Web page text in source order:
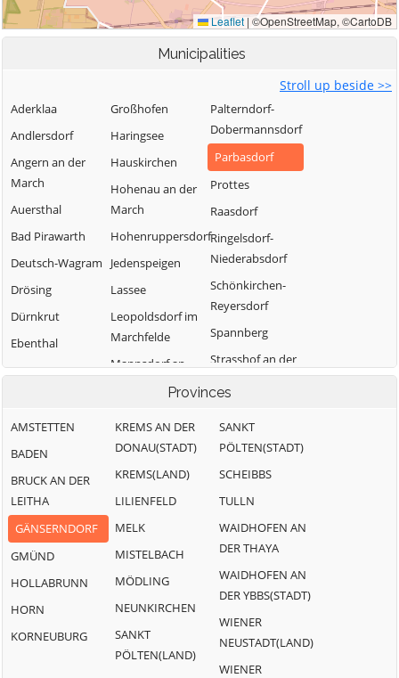
Municipalities
Stroll up beside >>
Aderklaa
Andlersdorf
Angern an der
March
Auersthal
Bad Pirawarth
Deutsch-Wagram
Drösing
Dürnkrut
Ebenthal
Eckartsau
Gänserndorf
Glinzendorf
Groß-Enzersdorf
Groß-
Schweinbarth
Großhofen
Haringsee
Hauskirchen
Hohenau an der
March
Hohenruppersdorf
Jedenspeigen
Lassee
Leopoldsdorf im
Marchfelde
Mannsdorf an
Raggendorf
Zaya
Obersiebenbrunn
Orth an der
Donau
Palterndorf-
Dobermannsdorf
Parbasdorf
Prottes
Raasdorf
Ringelsdorf-
Niederabsdorf
Schönkirchen-
Reyersdorf
Spannberg
Strasshof an der
Nordbahn
Weinviertel
Untersiebenbrunn
Velm-Götzendorf
Weiden an der
March
Weikendorf
Zistersdorf
Provinces
AMSTETTEN
BADEN
BRUCK AN DER
LEITHA
GÄNSERNDORF
GMÜND
HOLLABRUNN
HORN
KORNEUBURG
KREMS AN DER
DONAU(STADT)
KREMS(LAND)
LILIENFELD
MELK
MISTELBACH
MÖDLING
NEUNKIRCHEN
SANKT
PÖLTEN(LAND)
SANKT
PÖLTEN(STADT)
SCHEIBBS
TULLN
WAIDHOFEN AN
DER THAYA
WAIDHOFEN AN
DER YBBS(STADT)
WIENER
NEUSTADT(LAND)
WIENER